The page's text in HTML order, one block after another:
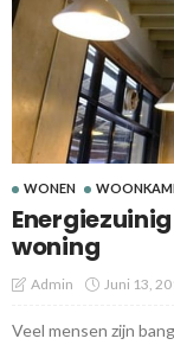
WONEN
woning
Admin Juni 13,
Veel mensen zijn